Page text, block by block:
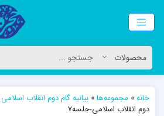
خانه» مجموعه‌ها» بیانیه گام دوم انقلاب اسلامی
دوم انقلاب اسلامی-جلسه7